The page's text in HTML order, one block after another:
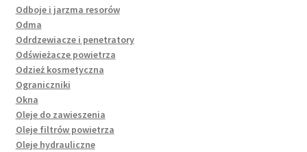
Odboje i jarzma resorów
Odma
Odrdzewiacze i penetratory
Odświeżacze powietrza
Odzież kosmetyczna
Ograniczniki
Okna
Oleje do zawieszenia
Oleje filtrów powietrza
Oleje hydrauliczne